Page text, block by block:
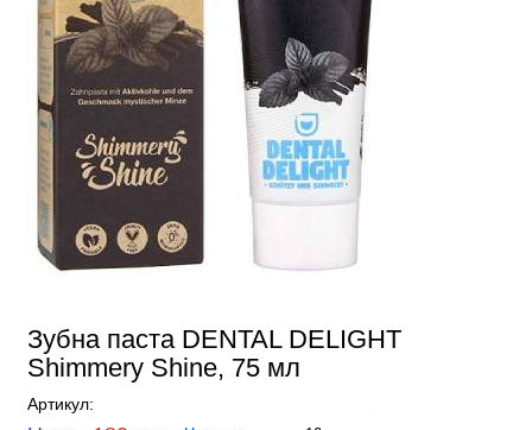
Зубна паста DENTAL DELIGHT
Shimmery Shine, 75 мл
Артикул: